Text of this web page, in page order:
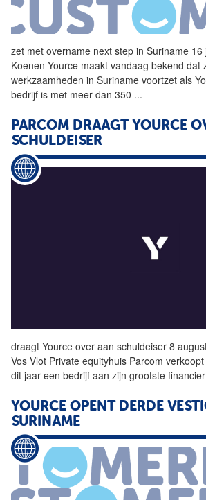
zet met overname next step in Suriname 16
Koenen Yource maakt vandaag bekend dat
werkzaamheden in Suriname voortzet als
bedrijf is met meer dan 350 ...
PARCOM DRAAGT YOURCE
SCHULDEISER
draagt Yource over aan schuldeiser 8
Vos Vlot Private equityhuis Parcom
dit jaar een bedrijf aan zijn grootste financier
YOURCE OPENT DERDE
SURINAME